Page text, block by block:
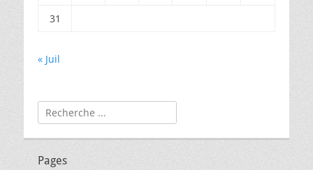
31
« Juil
Rechercher :
Pages